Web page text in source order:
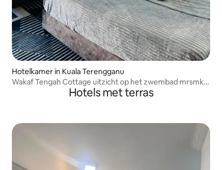
Hotelkamer in Kuala Terengganu
Wakaf Tengah Cottage uitzicht op het zwembad mrsmkt
Hotels met terras